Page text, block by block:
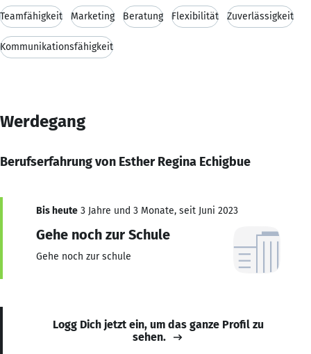
Teamfähigkeit Marketing Beratung Flexibilität Zuverlässigkeit
Kommunikationsfähigkeit
Werdegang
Berufserfahrung von Esther Regina Echigbue
Bis heute 3 Jahre und 3 Monate, seit Juni 2023
Gehe noch zur Schule
Gehe noch zur schule
Logg Dich jetzt ein, um das ganze Profil zu
sehen.